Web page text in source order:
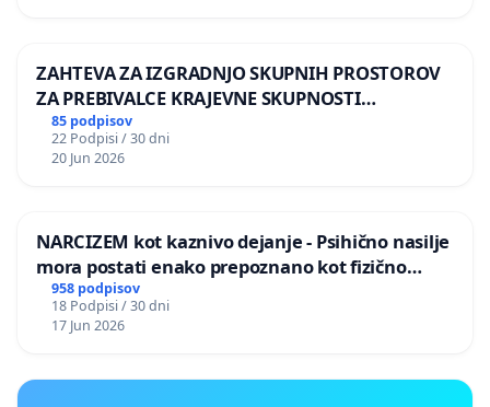
ZAHTEVA ZA IZGRADNJO SKUPNIH PROSTOROV
ZA PREBIVALCE KRAJEVNE SKUPNOSTI
PRESTRANEK
85 podpisov
22 Podpisi / 30 dni
20 Jun 2026
NARCIZEM kot kaznivo dejanje - Psihično nasilje
mora postati enako prepoznano kot fizično
nasilje
958 podpisov
18 Podpisi / 30 dni
17 Jun 2026